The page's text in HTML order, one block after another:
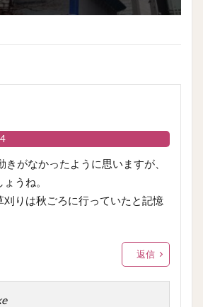
きがなかったように思いますが、
うね。
刈りは秋ごろに行っていたと記憶
返信